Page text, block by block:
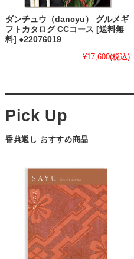
ダンチュウ（dancyu） グルメギ
フトカタログ CCコース [送料無
料] ●22076019
¥17,600(税込)
香典返し おすすめ商品